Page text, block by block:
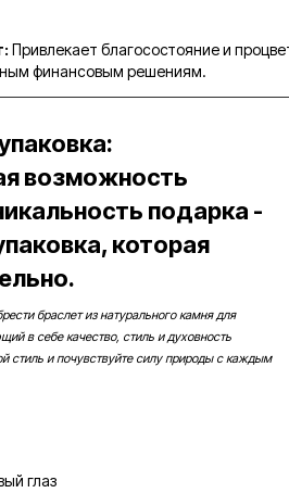
Привлекает благосостояние и
финансовым решениям.
возможность
подарка -
которая
браслет из натурального камня для
в себе качество, стиль и духовность
стиль и почувствуйте силу природы с каждым
глаз